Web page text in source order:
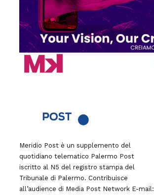
Meridio Post è un supplemento del
quotidiano telematico Palermo Post
iscritto al N5 del registro stampa del
Tribunale di Palermo. Contribuisce
all’audience di Media Post Network E-mail: